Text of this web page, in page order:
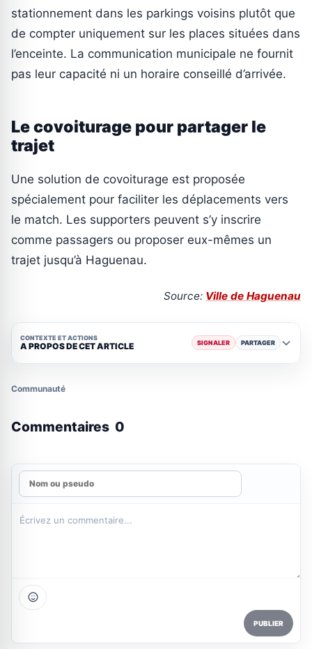
stationnement dans les parkings voisins plutôt que
de compter uniquement sur les places situées dans
l’enceinte. La communication municipale ne fournit
pas leur capacité ni un horaire conseillé d’arrivée.
Le covoiturage pour partager le
trajet
Une solution de covoiturage est proposée
spécialement pour faciliter les déplacements vers
le match. Les supporters peuvent s’y inscrire
comme passagers ou proposer eux-mêmes un
trajet jusqu’à Haguenau.
Source: Ville de Haguenau
CONTEXTE ET ACTIONS
A PROPOS DE CET ARTICLE SIGNALER PARTAGER
Communauté
Commentaires 0
PUBLIER